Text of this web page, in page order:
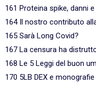
161 Proteina spike, danni
164 Il nostro contributo
165 Sarà Long Covid?
167 La censura ha
168 Le 5 Leggi del buon
170 5LB DEX e monografie